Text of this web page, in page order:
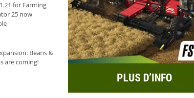
for Farming
25 now
Beans &
are coming!
PLUS D’INFO